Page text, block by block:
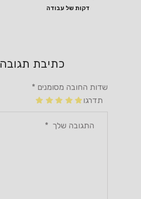
דקות של עבודה
כתיבת תגובה
שדות החובה מסומנים *
תדרגו